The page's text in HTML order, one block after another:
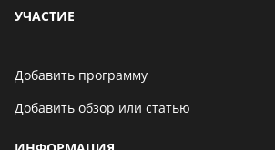
УЧАСТИЕ
Добавить программу
Добавить обзор или статью